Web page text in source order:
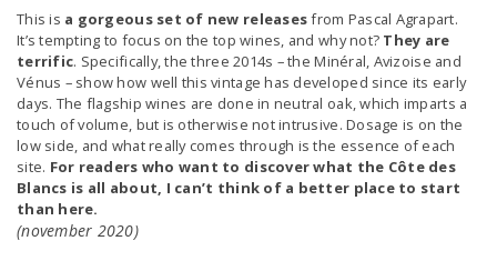
This is a gorgeous set of new releasesfrom Pascal Agrapart.
It’s tempting to focus on the top wines, and why not? They are
terrific. Specifically, the three 2014s – the Minéral, Avizoise and
Vénus – show how well this vintage has developed since its early
days. The flagship wines are done in neutral oak, which imparts a
touch of volume, but is otherwise not intrusive. Dosage is on the
low side, and what really comes through is the essence of each
site. For readers who want to discover what the Côte des
Blancs is all about, I can’t think of a better place to start
than here.
(november 2020)